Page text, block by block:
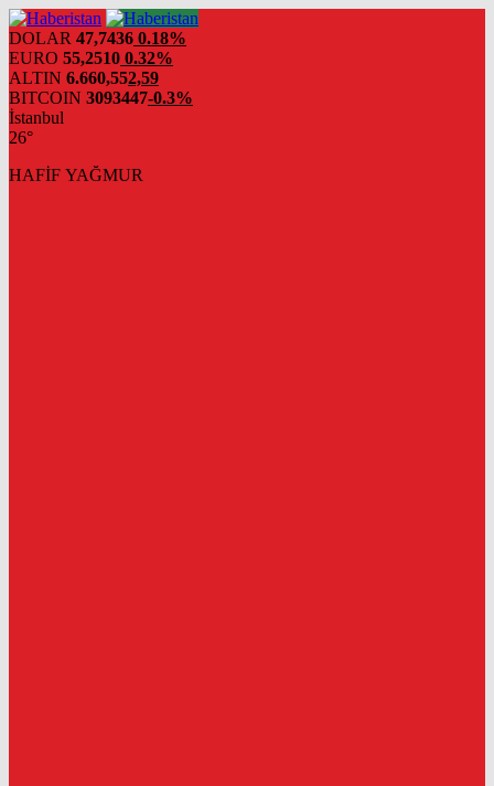
DOLAR 47,7436 0.18%
EURO 55,2510 0.32%
ALTIN 6.660,552,59
BITCOIN 3093447-0.3%
İstanbul
26°
HAFİF YAĞMUR